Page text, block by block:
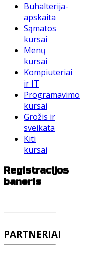
Buhalterija-
apskaita
Sąmatos
kursai
Menų
kursai
Kompiuteriai
ir IT
Programavimo
kursai
Grožis ir
sveikata
Kiti
kursai
Registracijos
baneris
PARTNERIAI